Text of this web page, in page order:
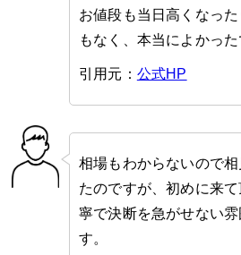
お値段も当日高くなっ
もなく、本当によかっ
引用元： 公式HP
相場もわからないので
たのですが、初めに来
寧で決断を急がせない
す。